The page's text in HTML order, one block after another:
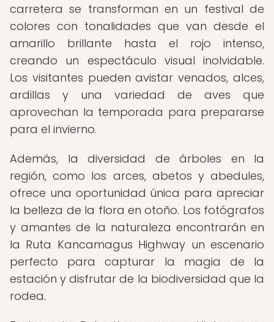
carretera se transforman en un festival de
colores con tonalidades que van desde el
amarillo brillante hasta el rojo intenso,
creando un espectáculo visual inolvidable.
Los visitantes pueden avistar venados, alces,
ardillas y una variedad de aves que
aprovechan la temporada para prepararse
para el invierno.
Además, la diversidad de árboles en la
región, como los arces, abetos y abedules,
ofrece una oportunidad única para apreciar
la belleza de la flora en otoño. Los fotógrafos
y amantes de la naturaleza encontrarán en
la Ruta Kancamagus Highway un escenario
perfecto para capturar la magia de la
estación y disfrutar de la biodiversidad que la
rodea.